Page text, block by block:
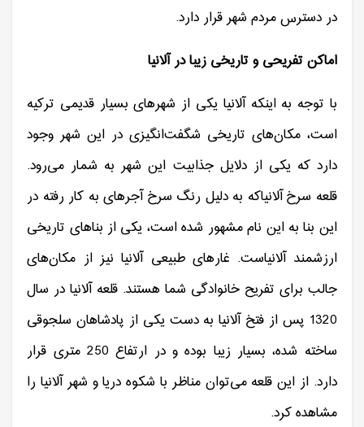
در دسترس مردم شهر قرار دارد.
اماکن تفریحی و تاریخی زیبا در آلانیا
با توجه به اینکه آلانیا یکی از شهرهای بسیار قدیمی ترکیه
است، مکان‌های تاریخی شگفت‌انگیزی در این شهر وجود
دارد که یکی از دلایل جذابیت این شهر به شمار می‌رود.
قلعه سرخ آلانیاکه به دلیل رنگ سرخ آجرهای به کار رفته در
این بنا به این نام مشهور شده است، یکی از بناهای تاریخی
ارزشمند آلانیاست. غارهای طبیعی آلانیا نیز از مکان‌های
جالب برای تفریح خانوادگی شما هستند. قلعه آلانیا در سال
1320 پس از فتخ آلانیا به دست یکی از پادشاهان سلجوقی
ساخته شده، بسیار زیبا بوده و در ارتفاع 250 متری قرار
دارد. از این قلعه می‌توان مناظر با شکوه دریا و شهر آلانیا را
مشاهده کرد.